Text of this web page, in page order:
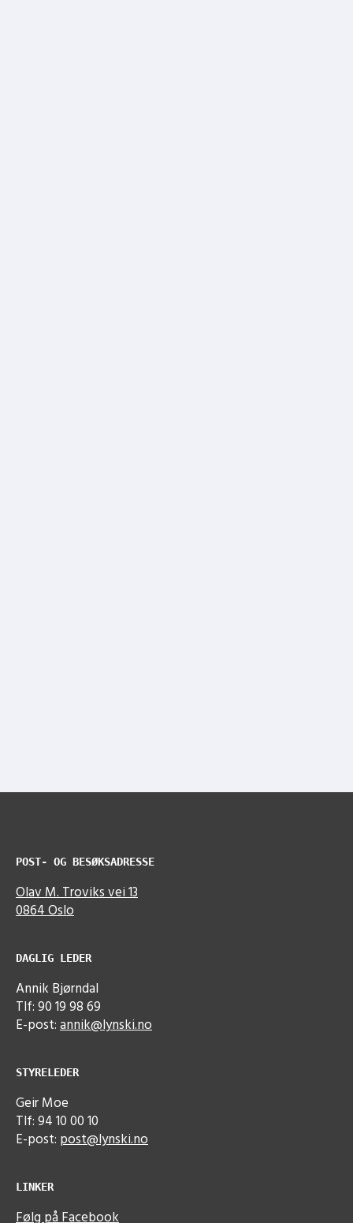
POST- OG BESØKSADRESSE
Olav M. Troviks vei 13
0864 Oslo
DAGLIG LEDER
Annik Bjørndal
Tlf: 90 19 98 69
E-post:annik@lynski.no
STYRELEDER
Geir Moe
Tlf: 94 10 00 10
E-post: post@lynski.no
LINKER
Følg på Facebook